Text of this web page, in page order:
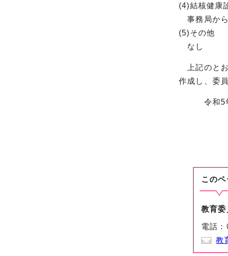
(4)結核健康
事務局から
(5)その他
なし
上記のとお
作成し、委
令和5年
委
署
この
教育
電話：
教